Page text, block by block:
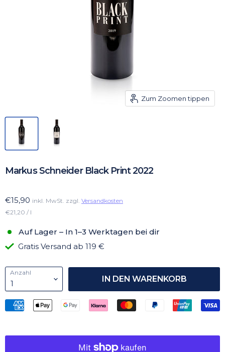
Zum Zoomen tippen
Markus Schneider Black Print 2022
€15,90 inkl. MwSt. zzgl. Versandkosten
€21,20 / l
Auf Lager – In 1–3 Werktagen bei dir
Gratis Versand ab 119 €
Anzahl
IN DEN WARENKORB